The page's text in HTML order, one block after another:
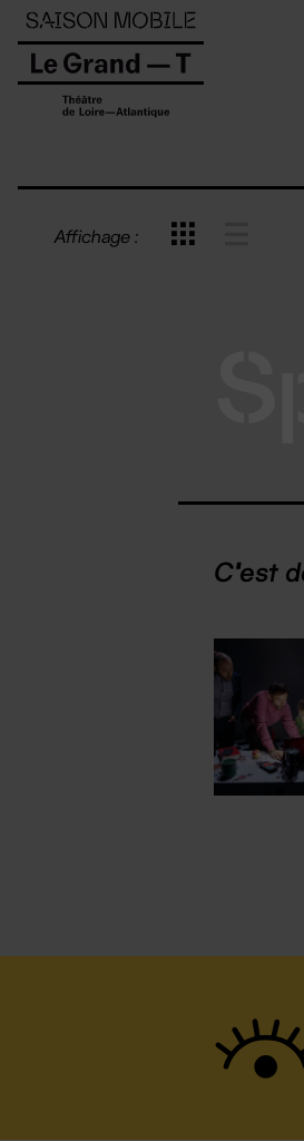
Affichage :
C'est
Panneau de gestion des cookies